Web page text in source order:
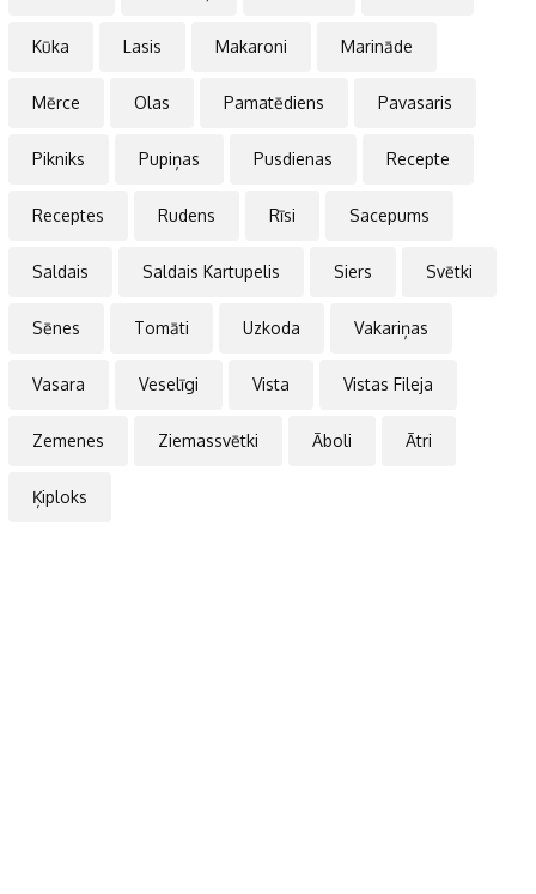
Kūka Lasis Makaroni Marināde
Mērce Olas Pamatēdiens Pavasaris
Pikniks Pupiņas Pusdienas Recepte
Receptes Rudens Rīsi Sacepums
Saldais Saldais Kartupelis Siers Svētki
Sēnes Tomāti Uzkoda Vakariņas
Vasara Veselīgi Vista Vistas Fileja
Zemenes Ziemassvētki Āboli Ātri
Ķiploks